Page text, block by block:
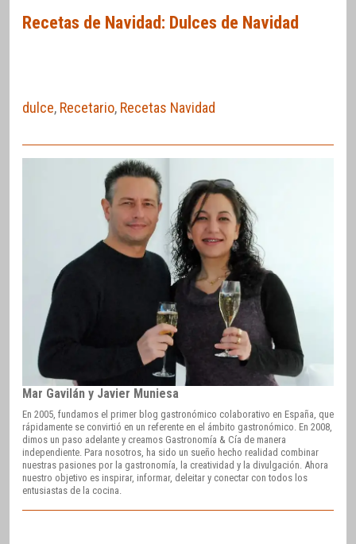
Recetas de Navidad: Dulces de Navidad
dulce, Recetario, Recetas Navidad
Mar Gavilán y Javier Muniesa
En 2005, fundamos el primer blog gastronómico colaborativo en España, que
rápidamente se convirtió en un referente en el ámbito gastronómico. En 2008,
dimos un paso adelante y creamos Gastronomía & Cía de manera
independiente. Para nosotros, ha sido un sueño hecho realidad combinar
nuestras pasiones por la gastronomía, la creatividad y la divulgación. Ahora
nuestro objetivo es inspirar, informar, deleitar y conectar con todos los
entusiastas de la cocina.